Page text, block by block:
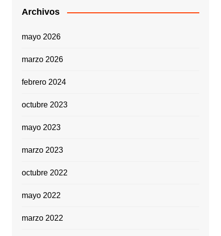
Archivos
mayo 2026
marzo 2026
febrero 2024
octubre 2023
mayo 2023
marzo 2023
octubre 2022
mayo 2022
marzo 2022